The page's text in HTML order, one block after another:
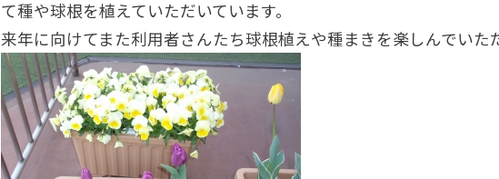
て種や球根を植えていただいています。
来年に向けてまた利用者さんたち球根植えや種まきを楽しんでいた